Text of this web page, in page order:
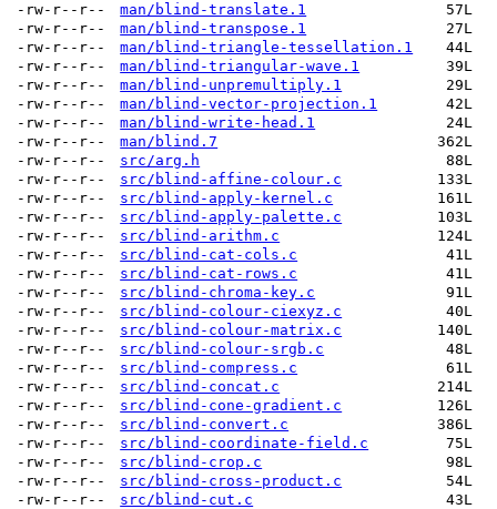
-rw-r--r--
man/blind-translate.1
57L
-rw-r--r--
man/blind-transpose.1
27L
-rw-r--r--
man/blind-triangle-tessellation.1
44L
-rw-r--r--
man/blind-triangular-wave.1
39L
-rw-r--r--
man/blind-unpremultiply.1
29L
-rw-r--r--
man/blind-vector-projection.1
42L
-rw-r--r--
man/blind-write-head.1
24L
-rw-r--r--
man/blind.7
362L
-rw-r--r--
src/arg.h
88L
-rw-r--r--
src/blind-affine-colour.c
133L
-rw-r--r--
src/blind-apply-kernel.c
161L
-rw-r--r--
src/blind-apply-palette.c
103L
-rw-r--r--
src/blind-arithm.c
124L
-rw-r--r--
src/blind-cat-cols.c
41L
-rw-r--r--
src/blind-cat-rows.c
41L
-rw-r--r--
src/blind-chroma-key.c
91L
-rw-r--r--
src/blind-colour-ciexyz.c
40L
-rw-r--r--
src/blind-colour-matrix.c
140L
-rw-r--r--
src/blind-colour-srgb.c
48L
-rw-r--r--
src/blind-compress.c
61L
-rw-r--r--
src/blind-concat.c
214L
-rw-r--r--
src/blind-cone-gradient.c
126L
-rw-r--r--
src/blind-convert.c
386L
-rw-r--r--
src/blind-coordinate-field.c
75L
-rw-r--r--
src/blind-crop.c
98L
-rw-r--r--
src/blind-cross-product.c
54L
-rw-r--r--
src/blind-cut.c
43L